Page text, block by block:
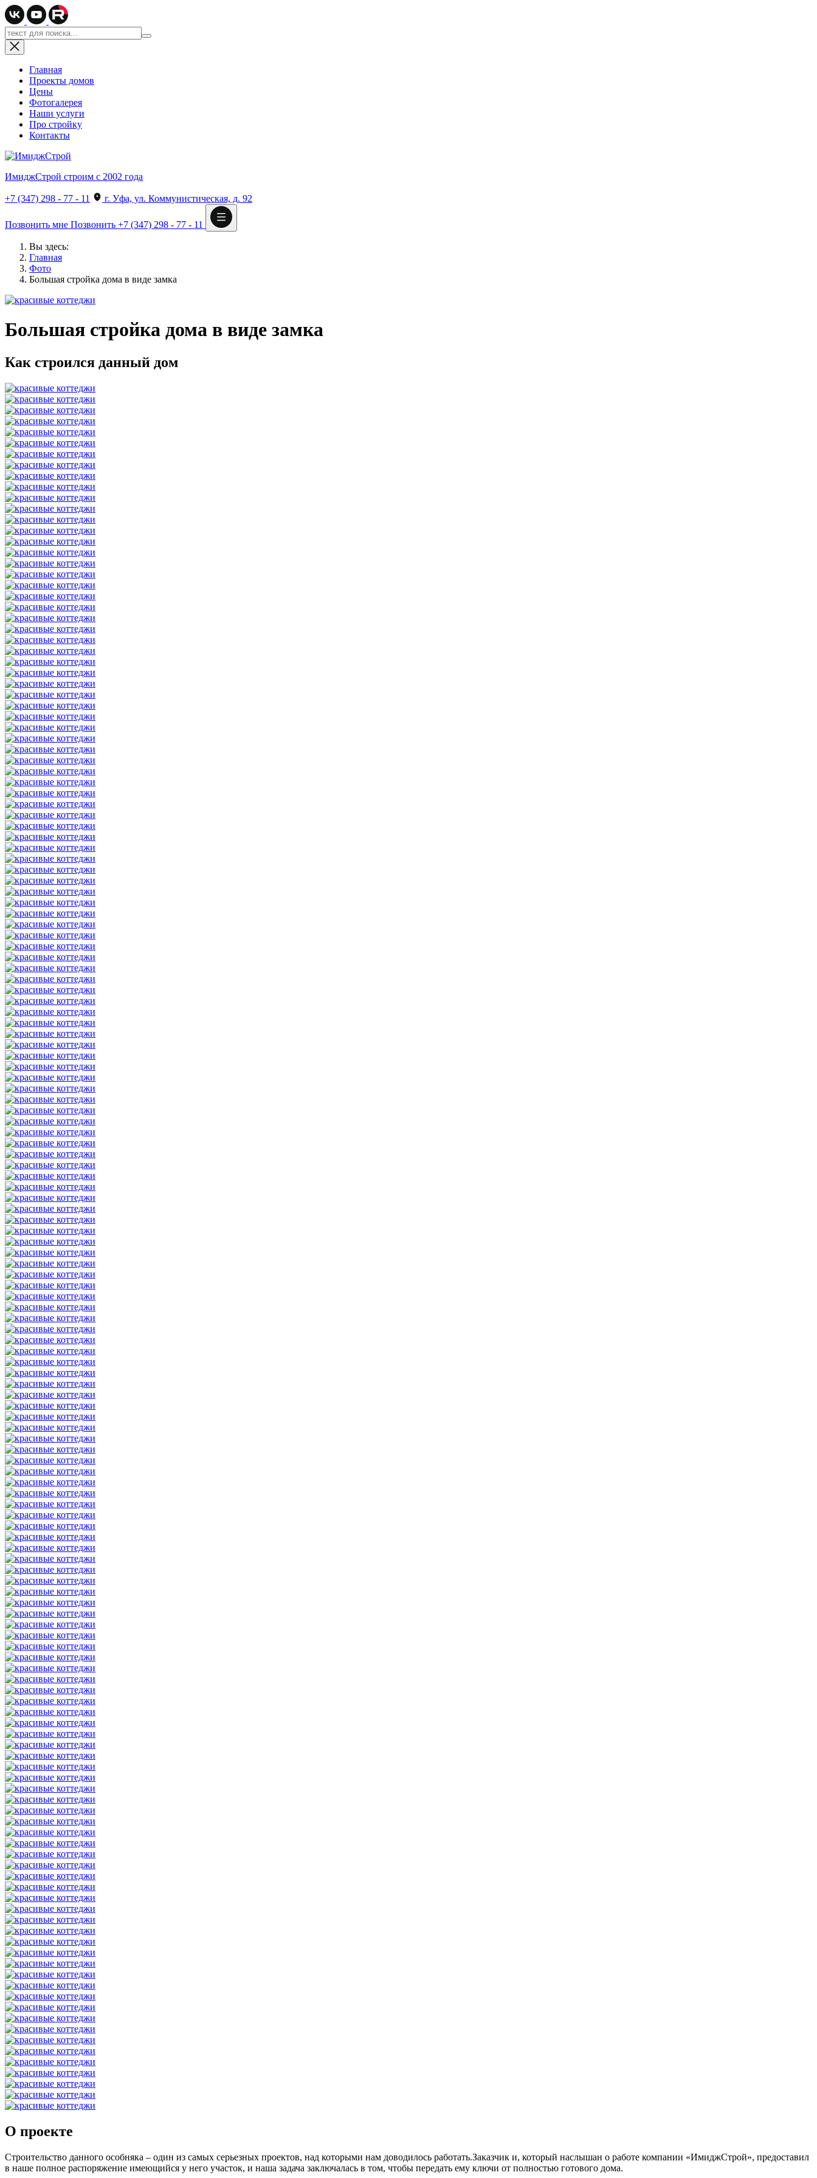
Главная
Проекты домов
Цены
Фотогалерея
Наши услуги
Про стройку
Контакты
ИмиджСтрой строим с 2002 года
+7 (347) 298 - 77 - 11 г. Уфа, ул. Коммунистическая, д. 92
Позвонить мне Позвонить +7 (347) 298 - 77 - 11
Вы здесь:
Главная
Фото
Большая стройка дома в виде замка
Большая стройка дома в виде замка
Как строился данный дом
О проекте
Строительство данного особняка – один из самых серьезных проектов, над которыми нам доводилось работать.Заказчик и, который наслышан о работе компании «ИмиджСтрой», предоставил
в наше полное распоряжение имеющийся у него участок, и наша задача заключалась в том, чтобы передать ему ключи от полностью готового дома.